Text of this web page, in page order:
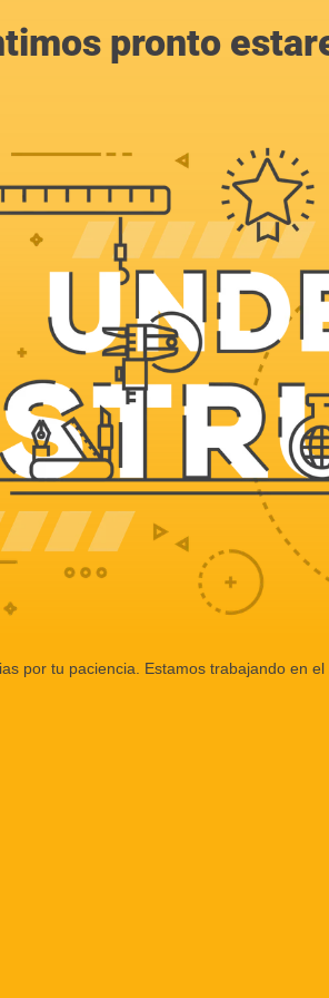
pronto
por tu paciencia. Estamos trabajando en el